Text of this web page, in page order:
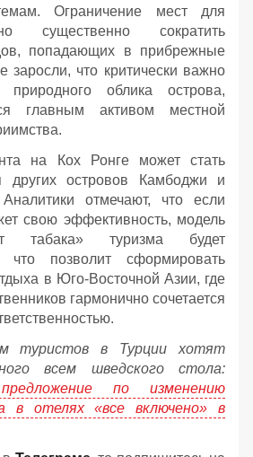
Ограничение мест для
существенно сократить
попадающих в прибрежные
заросли, что критически важно
облика острова,
главным активом местной
на Кох Ронге может стать
других островов Камбоджи и
отмечают, что если
свою эффективность, модель
табака» туризма будет
что позволит сформировать
в Юго-Восточной Азии, где
гармонично сочетается
туристов в Турции хотят
всем шведского стола:
по изменению
в отелях «все включено» в